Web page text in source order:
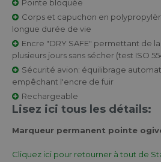
Pointe bloquée
Corps et capuchon en
longue durée de vie
Encre "DRY SAFE" permettant de
plusieurs jours sans sécher (test ISO
Sécurité avion: équilibrage
empêchant l'encre de fuir
Rechargeable
Lisez ici tous les détails:
Marqueur permanent pointe
Cliquez ici pour retourner à tout de